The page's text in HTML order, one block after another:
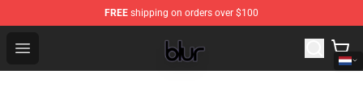
FREE shipping on orders over $100
Open menu
Blur Store - Official Blur Merchandise Shop